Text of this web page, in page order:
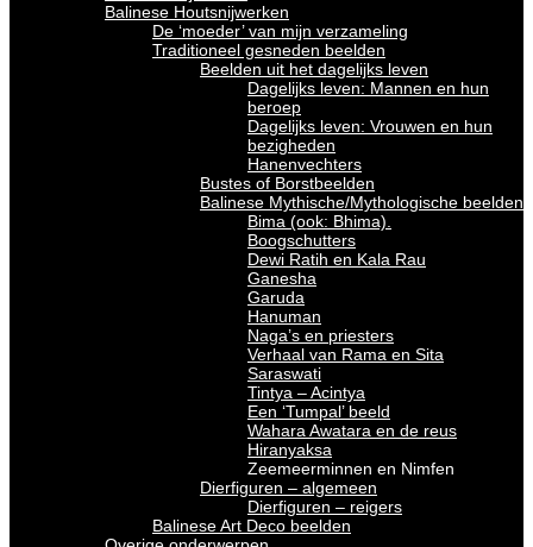
Balinese Houtsnijwerken
De ‘moeder’ van mijn verzameling
Traditioneel gesneden beelden
Beelden uit het dagelijks leven
Dagelijks leven: Mannen en hun
beroep
Dagelijks leven: Vrouwen en hun
bezigheden
Hanenvechters
Bustes of Borstbeelden
Balinese Mythische/Mythologische beelden
Bima (ook: Bhima).
Boogschutters
Dewi Ratih en Kala Rau
Ganesha
Garuda
Hanuman
Naga’s en priesters
Verhaal van Rama en Sita
Saraswati
Tintya – Acintya
Een ‘Tumpal’ beeld
Wahara Awatara en de reus
Hiranyaksa
Zeemeerminnen en Nimfen
Dierfiguren – algemeen
Dierfiguren – reigers
Balinese Art Deco beelden